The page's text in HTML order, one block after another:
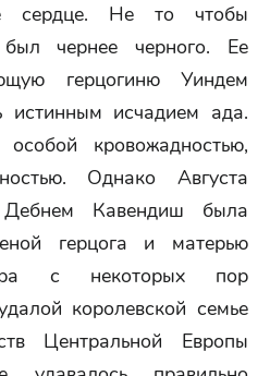
сердце. Не то чтобы
чернее черного. Ее
герцогиню Уиндем
истинным исчадием ада.
кровожадностью,
Однако Августа
Кавендиш была
герцога и матерью
с некоторых пор
королевской семье
Центральной Европы